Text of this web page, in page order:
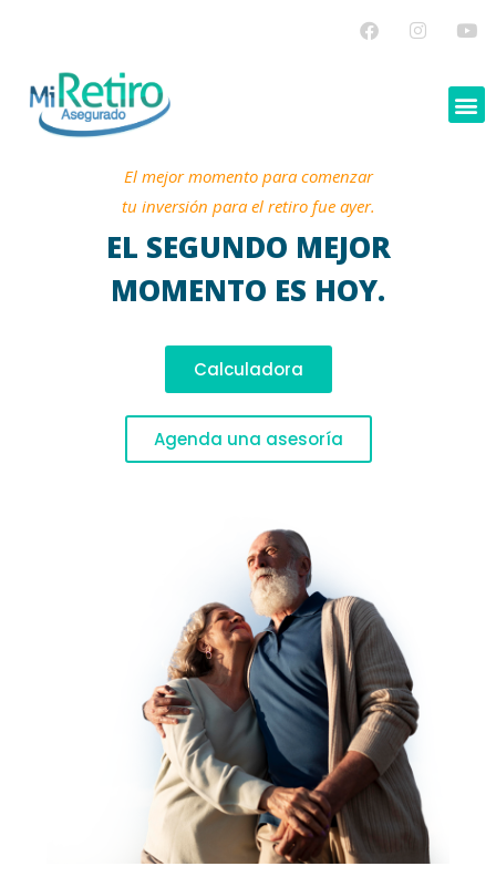
El mejor momento para comenzar
tu inversión para el retiro fue ayer.
EL SEGUNDO MEJOR
MOMENTO ES HOY.
Calculadora
Agenda una asesoría